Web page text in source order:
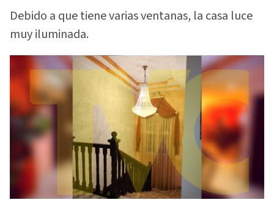
Debido a que tiene varias ventanas, la casa luce
muy iluminada.